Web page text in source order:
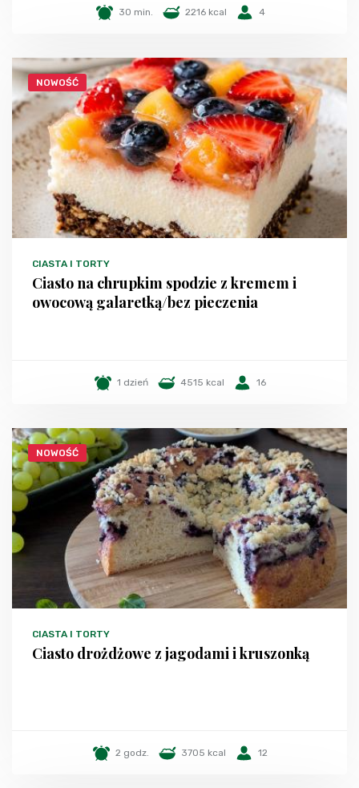
30 min. 2216 kcal 4
NOWOŚĆ
CIASTA I TORTY
Ciasto na chrupkim spodzie z kremem i
owocową galaretką/bez pieczenia
1 dzień 4515 kcal 16
NOWOŚĆ
CIASTA I TORTY
Ciasto drożdżowe z jagodami i kruszonką
2 godz. 3705 kcal 12